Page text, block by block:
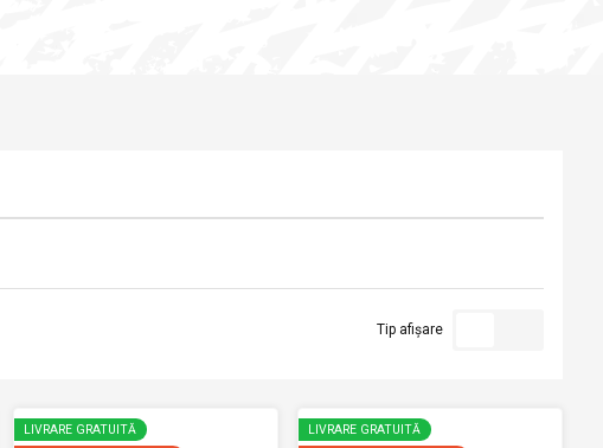
Tip afișare
LIVRARE GRATUITĂ
LIVRARE GRATUITĂ